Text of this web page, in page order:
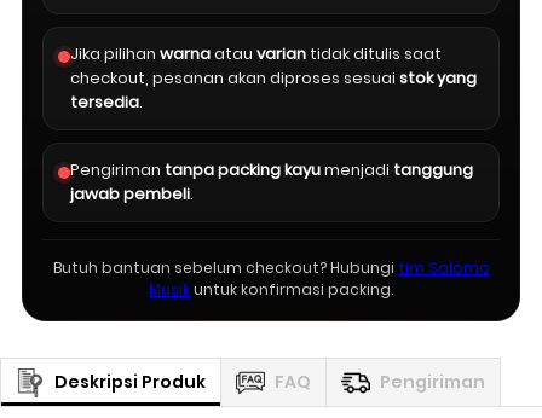
Jika pilihan warnaatau varian tidak ditulis saat
checkout, pesanan akan diproses sesuai stok yang
tersedia.
Pengiriman tanpa packing kayumenjadi tanggung
jawab pembeli.
Butuh bantuan sebelum checkout? Hubungi tim Salomo
Musikuntuk konfirmasi packing.
Deskripsi Produk FAQ Pengiriman